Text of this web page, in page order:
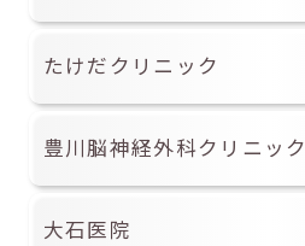
たけだクリニック
豊川脳神経外科クリニック
大石医院